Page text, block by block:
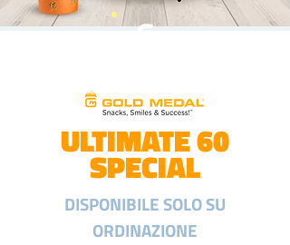
6
ULTIMATE 60
SPECIAL
DISPONIBILE SOLO SU
ORDINAZIONE